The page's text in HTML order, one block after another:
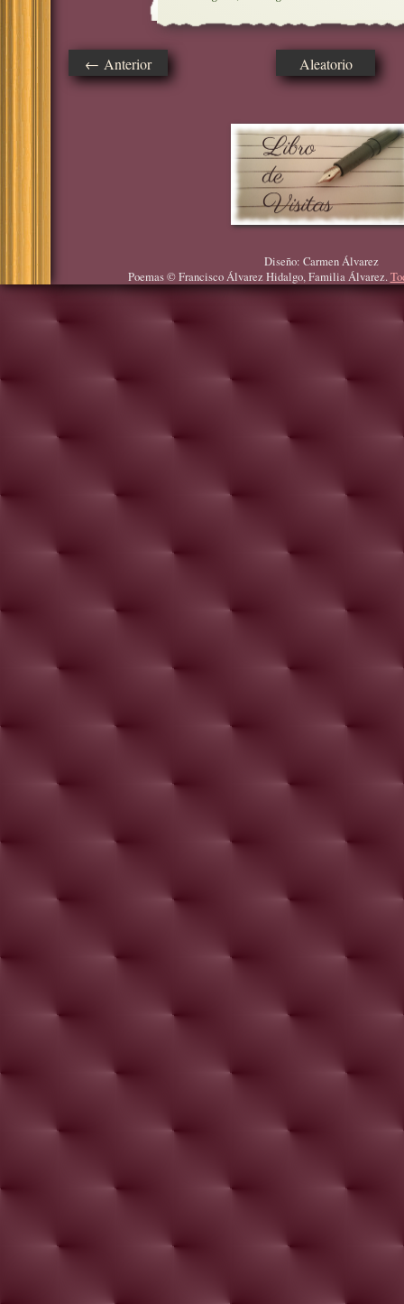
← Anterior Aleatorio
Diseño: Carmen Álvarez
Poemas © Francisco Álvarez Hidalgo, Familia Álvarez.